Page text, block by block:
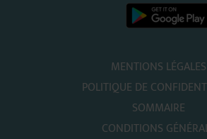
MENTIONS LÉGALES
POLITIQUE DE
SOMMAIRE
CONDITIONS